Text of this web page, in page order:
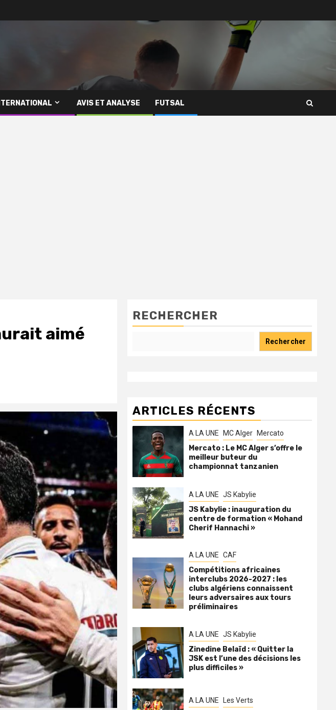
AVIS ET ANALYSE FUTSAL
aimé
RECHERCHER
Rechercher
ARTICLES RÉCENTS
A LA UNE MC Alger Mercato
Mercato : Le MC Alger s’offre le
meilleur buteur du
championnat tanzanien
A LA UNE JS Kabylie
JS Kabylie : inauguration du
centre de formation « Mohand
Cherif Hannachi »
A LA UNE CAF
Compétitions africaines
interclubs 2026-2027 : les
clubs algériens connaissent
leurs adversaires aux tours
préliminaires
A LA UNE JS Kabylie
Zinedine Belaïd : « Quitter la
JSK est l’une des décisions les
plus difficiles »
A LA UNE Les Verts